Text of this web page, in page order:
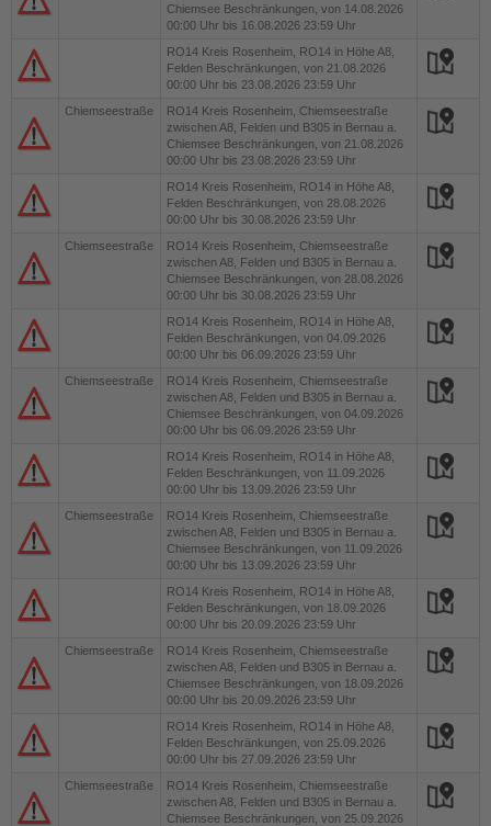
Chiemsee Beschränkungen, von 14.08.2026
00:00 Uhr bis 16.08.2026 23:59 Uhr
RO14 Kreis Rosenheim, RO14 in Höhe A8,
Felden Beschränkungen, von 21.08.2026
00:00 Uhr bis 23.08.2026 23:59 Uhr
Chiemseestraße
RO14 Kreis Rosenheim, Chiemseestraße
zwischen A8, Felden und B305 in Bernau a.
Chiemsee Beschränkungen, von 21.08.2026
00:00 Uhr bis 23.08.2026 23:59 Uhr
RO14 Kreis Rosenheim, RO14 in Höhe A8,
Felden Beschränkungen, von 28.08.2026
00:00 Uhr bis 30.08.2026 23:59 Uhr
Chiemseestraße
RO14 Kreis Rosenheim, Chiemseestraße
zwischen A8, Felden und B305 in Bernau a.
Chiemsee Beschränkungen, von 28.08.2026
00:00 Uhr bis 30.08.2026 23:59 Uhr
RO14 Kreis Rosenheim, RO14 in Höhe A8,
Felden Beschränkungen, von 04.09.2026
00:00 Uhr bis 06.09.2026 23:59 Uhr
Chiemseestraße
RO14 Kreis Rosenheim, Chiemseestraße
zwischen A8, Felden und B305 in Bernau a.
Chiemsee Beschränkungen, von 04.09.2026
00:00 Uhr bis 06.09.2026 23:59 Uhr
RO14 Kreis Rosenheim, RO14 in Höhe A8,
Felden Beschränkungen, von 11.09.2026
00:00 Uhr bis 13.09.2026 23:59 Uhr
Chiemseestraße
RO14 Kreis Rosenheim, Chiemseestraße
zwischen A8, Felden und B305 in Bernau a.
Chiemsee Beschränkungen, von 11.09.2026
00:00 Uhr bis 13.09.2026 23:59 Uhr
RO14 Kreis Rosenheim, RO14 in Höhe A8,
Felden Beschränkungen, von 18.09.2026
00:00 Uhr bis 20.09.2026 23:59 Uhr
Chiemseestraße
RO14 Kreis Rosenheim, Chiemseestraße
zwischen A8, Felden und B305 in Bernau a.
Chiemsee Beschränkungen, von 18.09.2026
00:00 Uhr bis 20.09.2026 23:59 Uhr
RO14 Kreis Rosenheim, RO14 in Höhe A8,
Felden Beschränkungen, von 25.09.2026
00:00 Uhr bis 27.09.2026 23:59 Uhr
Chiemseestraße
RO14 Kreis Rosenheim, Chiemseestraße
zwischen A8, Felden und B305 in Bernau a.
Chiemsee Beschränkungen, von 25.09.2026